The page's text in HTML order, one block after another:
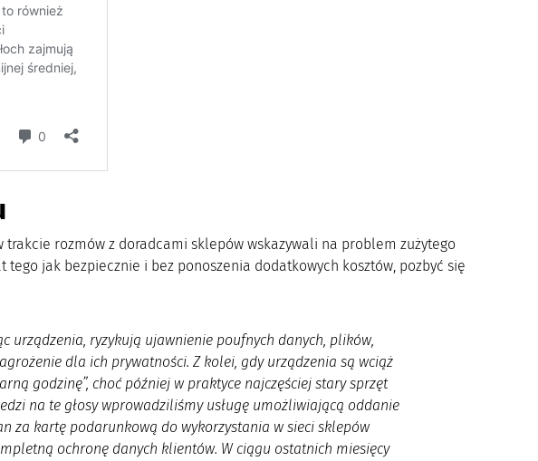
trakcie rozmów z doradcami sklepów wskazywali na problem zużytego
tego jak bezpiecznie i bez ponoszenia dodatkowych kosztów, pozbyć się
urządzenia, ryzykują ujawnienie poufnych danych, plików,
dla ich prywatności. Z kolei, gdy urządzenia są wciąż
godzinę”, choć później w praktyce najczęściej stary sprzęt
na te głosy wprowadziliśmy usługę umożliwiającą oddanie
za kartę podarunkową do wykorzystania w sieci sklepów
ochronę danych klientów. W ciągu ostatnich miesięcy